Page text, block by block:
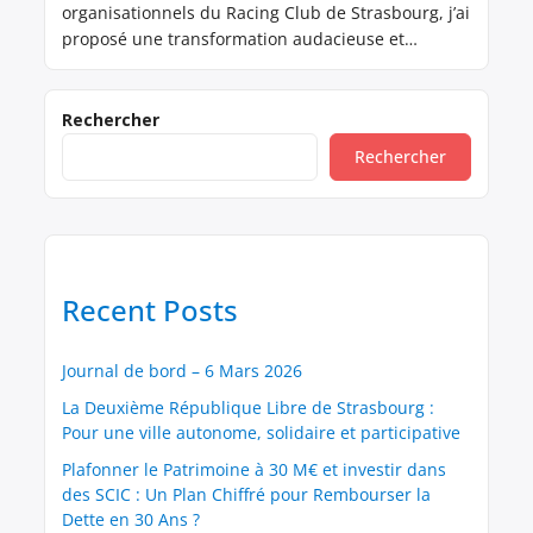
organisationnels du Racing Club de Strasbourg, j’ai
proposé une transformation audacieuse et
visait à rassembler les supporters, les collectivités
locales, les entreprises et les salariés au sein
d’une structure démocratique et participative, où
Rechercher
Rechercher
Recent Posts
Journal de bord – 6 Mars 2026
La Deuxième République Libre de Strasbourg :
Pour une ville autonome, solidaire et participative
Plafonner le Patrimoine à 30 M€ et investir dans
des SCIC : Un Plan Chiffré pour Rembourser la
Dette en 30 Ans ?